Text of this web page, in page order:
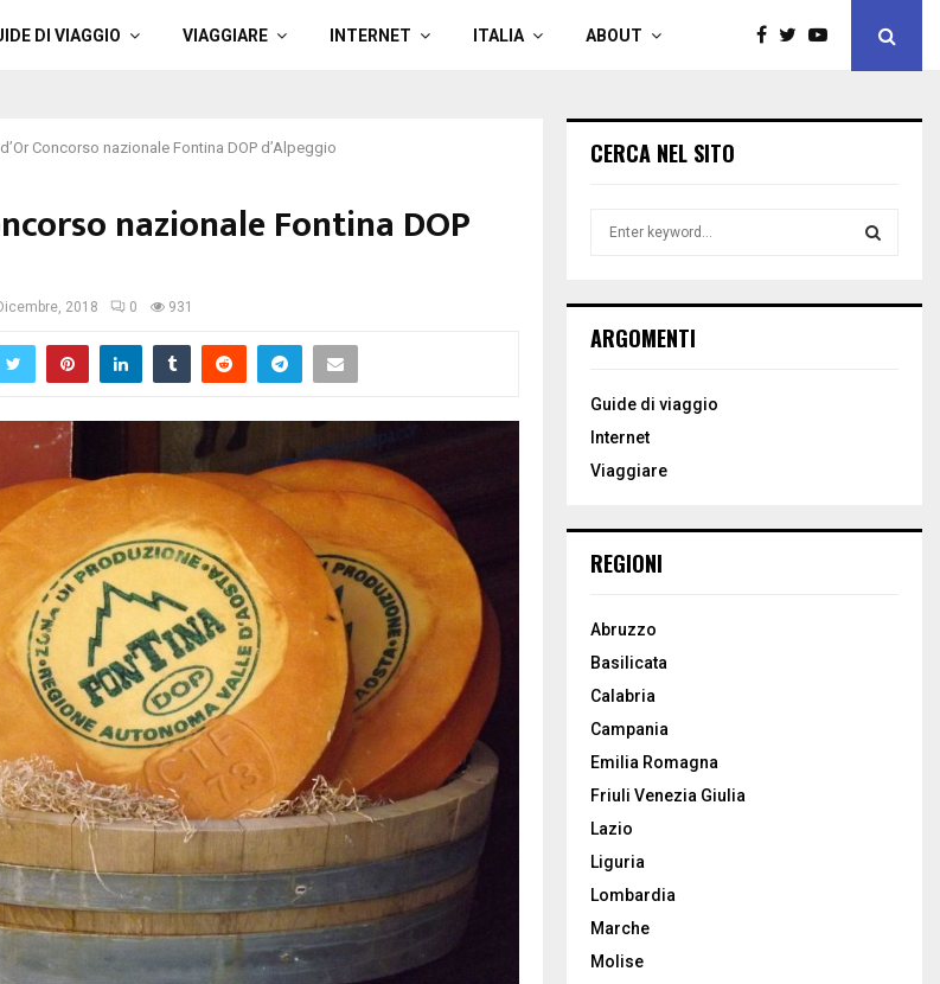
DI VIAGGIO VIAGGIARE INTERNET ITALIA ABOUT
Concorso nazionale Fontina DOP d’Alpeggio
nazionale Fontina DOP
2018 0 931
CERCA NEL SITO
h
o
:
ARGOMENTI
Guide di viaggio
Internet
Viaggiare
REGIONI
Abruzzo
Basilicata
Calabria
Campania
Emilia Romagna
Friuli Venezia Giulia
Lazio
Liguria
Lombardia
Marche
Molise